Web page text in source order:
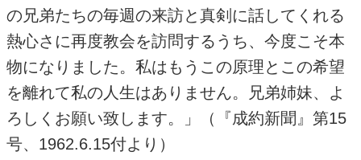
の兄弟たちの毎週の来訪と真剣に話してくれる
熱心さに再度教会を訪問するうち、今度こそ本
物になりました。私はもうこの原理とこの希望
を離れて私の人生はありません。兄弟姉妹、よ
ろしくお願い致します。」（『成約新聞』第15
号、1962.6.15付より）